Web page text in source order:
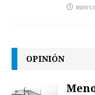
OPINIÓN